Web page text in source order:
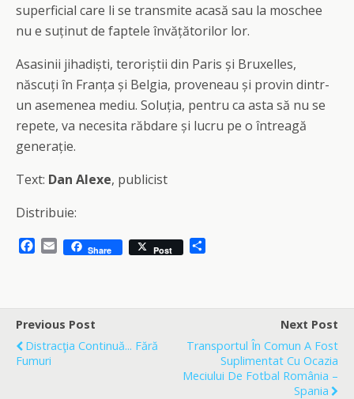
superficial care li se transmite acasă sau la moschee
nu e suținut de faptele învățătorilor lor.
Asasinii jihadiști, teroriștii din Paris și Bruxelles,
născuți în Franța și Belgia, proveneau și provin dintr-
un asemenea mediu. Soluția, pentru ca asta să nu se
repete, va necesita răbdare și lucru pe o întreagă
generație.
Text: Dan Alexe, publicist
Distribuie:
b
o
o
k
E
l
Share Post
e
Previous Post
Distracţia Continuă... Fără
Fumuri
Next Post
Transportul În Comun A Fost
Suplimentat Cu Ocazia
Meciului De Fotbal România –
Spania